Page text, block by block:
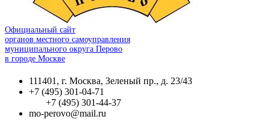
Официальный сайт
органов местного самоуправления
муниципального округа Перово
в городе Москве
111401, г. Москва, Зеленый пр., д. 23/43
+7 (495) 301-04-71
+7 (495) 301-44-37
mo-perovo@mail.ru